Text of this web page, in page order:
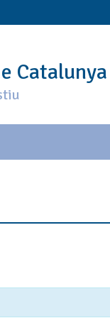
Catalunya